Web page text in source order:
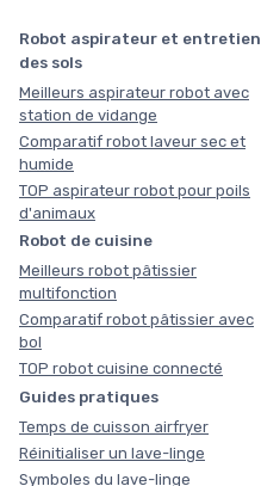
Robot aspirateur et entretien
des sols
Meilleurs aspirateur robot avec
station de vidange
Comparatif robot laveur sec et
humide
TOP aspirateur robot pour poils
d'animaux
Robot de cuisine
Meilleurs robot pâtissier
multifonction
Comparatif robot pâtissier avec
bol
TOP robot cuisine connecté
Guides pratiques
Temps de cuisson airfryer
Réinitialiser un lave-linge
Symboles du lave-linge